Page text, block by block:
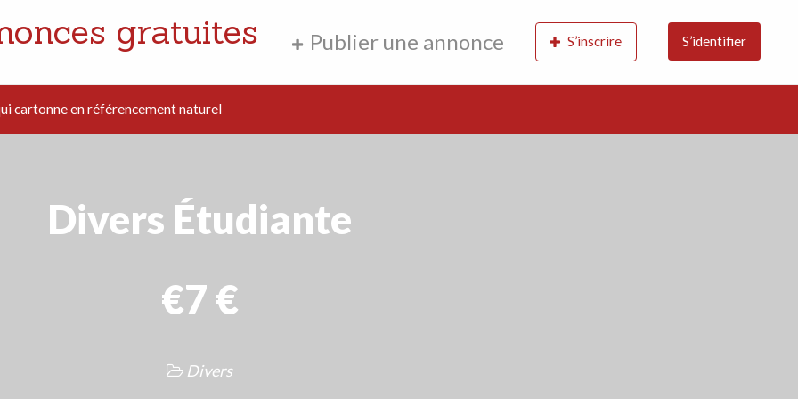
gratuites Publier une annonce S’inscrire S’identifier
cartonne en référencement naturel
Divers Étudiante
€7 €
Divers